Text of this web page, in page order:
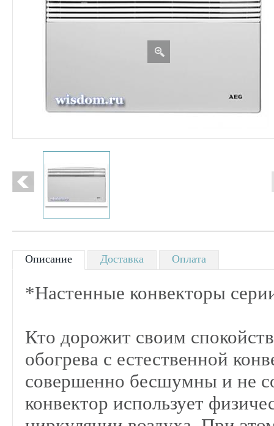
Описание Доставка Оплата
*Настенные конвекторы
Кто дорожит своим
обогрева с естественной
совершенно бесшумны и не
конвектор использует